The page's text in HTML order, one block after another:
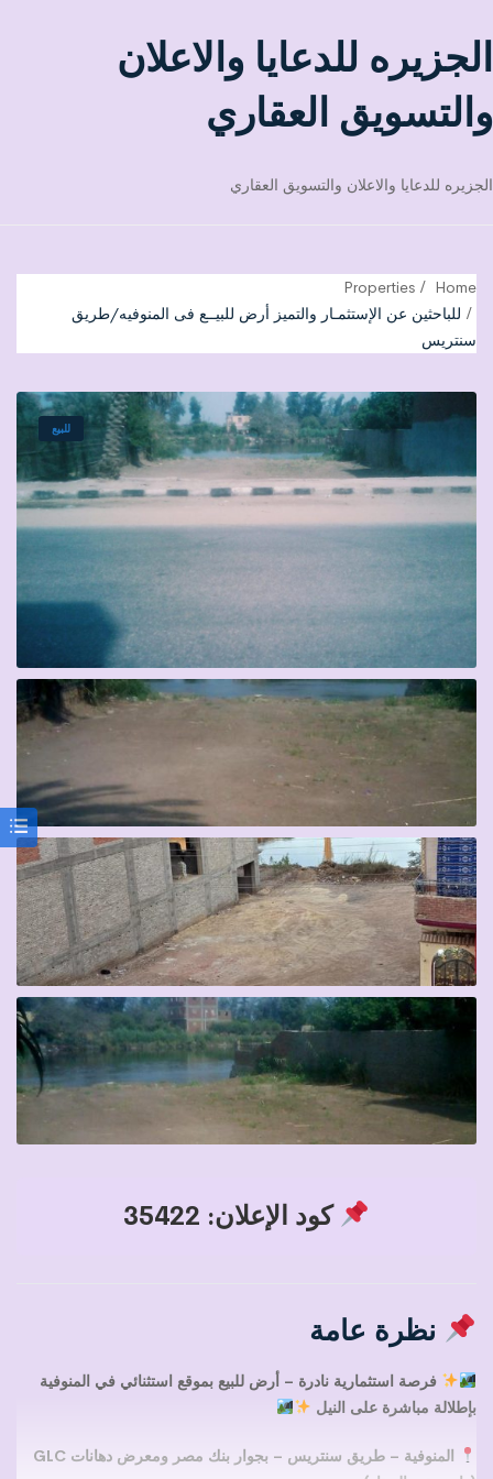
الجزيره للدعايا والاعلان
والتسويق العقاري
الجزيره للدعايا والاعلان والتسويق العقاري
Home
Properties
للباحثين عن الإستثمـار والتميز أرض للبيــع فى المنوفيه/طريق
سنتريس
للبيع
كود الإعلان: 35422
نظرة عامة
فرصة استثمارية نادرة – أرض للبيع بموقع استثنائي في المنوفية
بإطلالة مباشرة على النيل
المنوفية – طريق سنتريس – بجوار بنك مصر ومعرض دهانات GLC